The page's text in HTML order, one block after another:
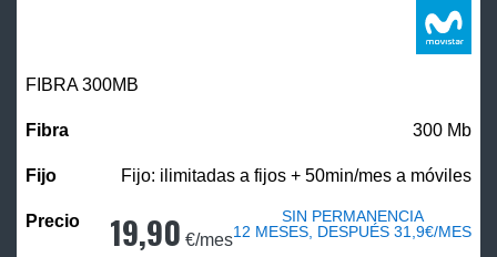
FIBRA 300MB
300 Mb
Fijo: ilimitadas a fijos + 50min/mes a móviles
19,90 €/mes
SIN PERMANENCIA
12 MESES, DESPUÉS 31,9€/MES